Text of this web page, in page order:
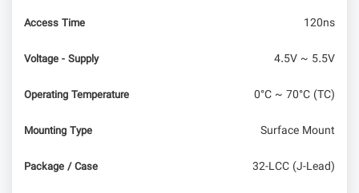
Access Time 120ns
Voltage - Supply 4.5V ~ 5.5V
Operating Temperature 0°C ~ 70°C (TC)
Mounting Type Surface Mount
Package / Case 32-LCC (J-Lead)